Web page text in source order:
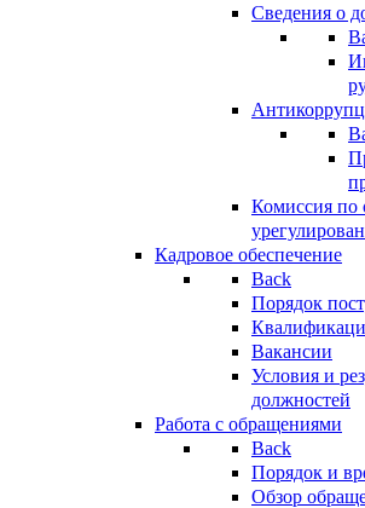
Сведения о
Комиссия по
Кадровое обеспечение
Back
Порядок
Вакансии
Условия и
должностей
Работа с обращениями
Back
Порядок и
Обзор